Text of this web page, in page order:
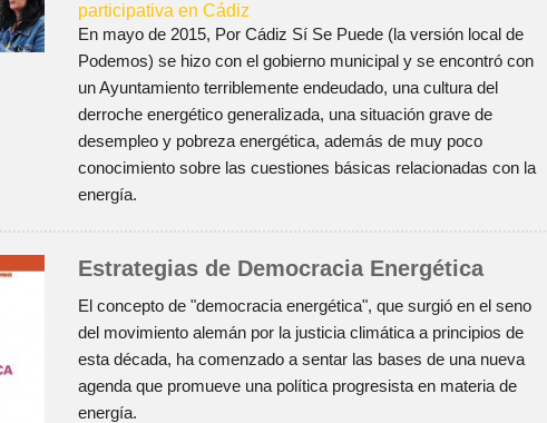
participativa en Cádiz
En mayo de 2015, Por Cádiz Sí Se Puede (la versión local de
Podemos) se hizo con el gobierno municipal y se encontró con
un Ayuntamiento terriblemente endeudado, una cultura del
derroche energético generalizada, una situación grave de
desempleo y pobreza energética, además de muy poco
conocimiento sobre las cuestiones básicas relacionadas con la
energía.
Estrategias de Democracia Energética
El concepto de "democracia energética", que surgió en el seno
del movimiento alemán por la justicia climática a principios de
esta década, ha comenzado a sentar las bases de una nueva
agenda que promueve una política progresista en materia de
energía.